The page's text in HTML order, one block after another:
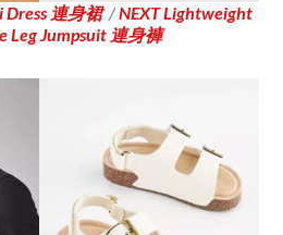
Dress 連身裙/NEXT Lightweight
Leg Jumpsuit 連身褲